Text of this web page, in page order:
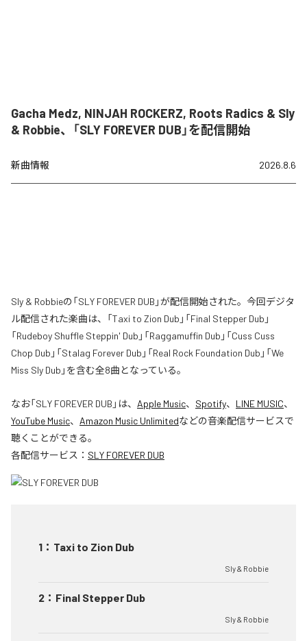
Gacha Medz, NINJAH ROCKERZ, Roots Radics & Sly
& Robbie、「SLY FOREVER DUB」を配信開始
新曲情報 2026.8.6
Sly & Robbieの「SLY FOREVER DUB」が配信開始された。今回デジタ
ル配信された楽曲は、「Taxi to Zion Dub」「Final Stepper Dub」
「Rudeboy Shuffle Steppin' Dub」「Raggamuffin Dub」「Cuss Cuss
Chop Dub」「Stalag Forever Dub」「Real Rock Foundation Dub」「We
Miss Sly Dub」を含む全8曲となっている。
なお「SLY FOREVER DUB 」は、 Apple Music、 Spotify、 LINE MUSIC、
YouTube Music、 Amazon Music Unlimitedなどの音楽配信サービスで
聴くことができる。
各配信サービス： SLY FOREVER DUB
1 ： Taxi to Zion Dub
Sly & Robbie
2 ： Final Stepper Dub
Sly & Robbie